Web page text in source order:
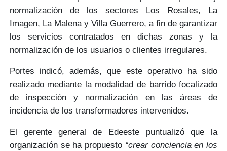
normalización de los sectores Los Rosales, La
Imagen, La Malena y Villa Guerrero, a fin de garantizar
los servicios contratados en dichas zonas y la
normalización de los usuarios o clientes irregulares.
Portes indicó, además, que este operativo ha sido
realizado mediante la modalidad de barrido focalizado
de inspección y normalización en las áreas de
incidencia de los transformadores intervenidos.
El gerente general de Edeeste puntualizó que la
organización se ha propuesto “crear conciencia en los